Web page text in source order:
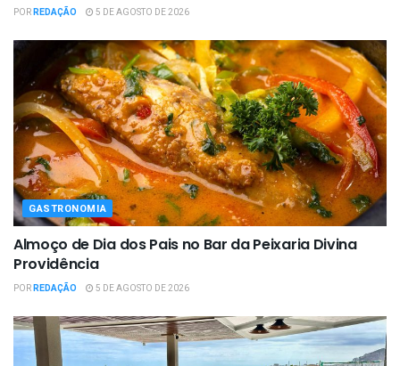
PORREDAÇÃO 5 DE AGOSTO DE 2026
GASTRONOMIA
Almoço de Dia dos Pais no Bar da Peixaria Divina
Providência
PORREDAÇÃO 5 DE AGOSTO DE 2026